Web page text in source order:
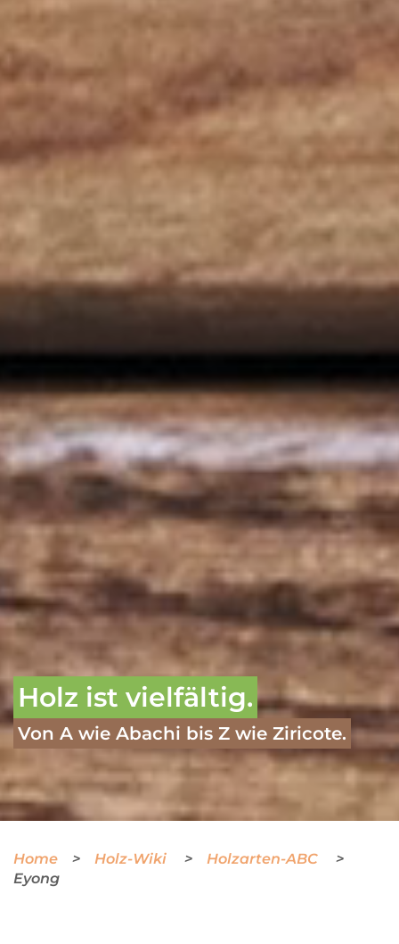
Holz ist vielfältig.
Von A wie Abachi bis Z wie Ziricote.
Home Holz-Wiki
Holzarten-ABC
Eyong